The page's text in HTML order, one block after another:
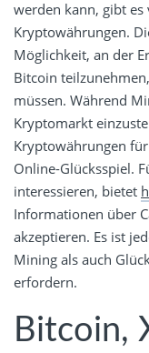
werden kann, gibt
Kryptowährungen.
Möglichkeit, an der
Bitcoin
müssen. Während
Kryptomarkt
Kryptowährungen
Online-Glücksspiel.
interessieren, bietet
Informationen über
akzeptieren. Es ist
Mining als auch
erfordern.
Bitcoin,